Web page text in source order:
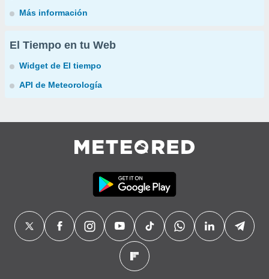
Más información
El Tiempo en tu Web
Widget de El tiempo
API de Meteorología